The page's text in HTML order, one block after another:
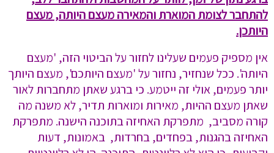
להתחבר לצומת המוארת והמאירה מעצם היותה, מעצם
היותכן.
אין מספיק פעמים שעלינו לחזור על הביטוי הזה, 'מעצם
היותה'. ככל שנחזיר, נחזור על 'מעצם היותכם', מעצם היותך
יותר פעמים, אולי זה ייטמע. כי ברגע שאתן מתחברות לאור
שאתן מעצם ההיות, מאירות ומוארות תדיר, לא משנה מה
קורה מסביב, מתפרקת האחיזה בתוכנה הישנה. מתפרקת
האחיזה בהגנות, בפחדים, בחרדות, באמונות, דעות